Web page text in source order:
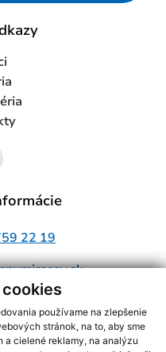
používame na zlepšenie
stránok, na to, aby sme
a cielené reklamy, na analýzu
22 19
informácií s využitím RSS